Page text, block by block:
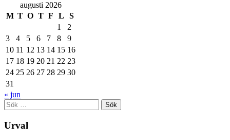
augusti 2026
M T O T F L
S
1
2
3
4 5 6 7 8
9
10 11 12 13 14 15 16
17 18 19 20 21 22 23
24 25 26 27 28 29 30
31
« jun
Sök
efter:
Urval